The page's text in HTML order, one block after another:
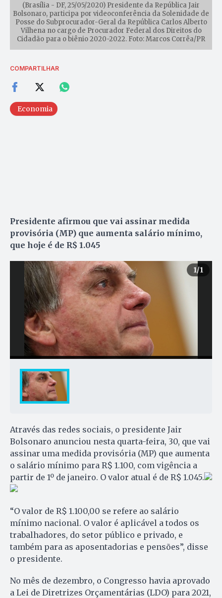
(Brasília - DF, 25/05/2020) Presidente da República Jair
Bolsonaro, participa por videoconferência da Solenidade de
Posse do Subprocurador-Geral da República Carlos Alberto
Vilhena no cargo de Procurador Federal dos Direitos do
Cidadão para o biênio 2020-2022. Foto: Marcos Corrêa/PR
COMPARTILHAR
Economia
Presidente afirmou que vai assinar medida
provisória (MP) que aumenta salário mínimo,
que hoje é de R$ 1.045
1/1
Através das redes sociais, o presidente Jair
Bolsonaro anunciou nesta quarta-feira, 30, que vai
assinar uma medida provisória (MP) que aumenta
o salário mínimo para R$ 1.100, com vigência a
partir de 1º de janeiro. O valor atual é de R$ 1.045.
“O valor de R$ 1.100,00 se refere ao salário
mínimo nacional. O valor é aplicável a todos os
trabalhadores, do setor público e privado, e
também para as aposentadorias e pensões”, disse
o presidente.
No mês de dezembro, o Congresso havia aprovado
a Lei de Diretrizes Orçamentárias (LDO) para 2021,